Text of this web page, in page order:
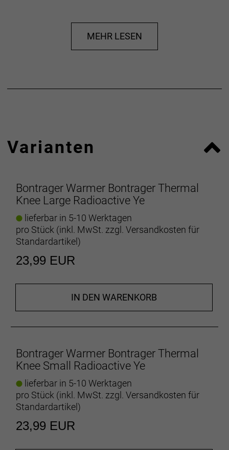
- Materialtyp: Strick
- Fasergehalt: 83% Polyester, 17% Elastan
06116 Halle (Saale)
MEHR LESEN
Varianten
Bontrager Warmer Bontrager Thermal
Knee Large Radioactive Ye
lieferbar in 5-10 Werktagen
pro Stück (inkl. MwSt. zzgl. Versandkosten für
Standardartikel)
23,99 EUR
IN DEN WARENKORB
Bontrager Warmer Bontrager Thermal
Knee Small Radioactive Ye
lieferbar in 5-10 Werktagen
pro Stück (inkl. MwSt. zzgl. Versandkosten für
Standardartikel)
23,99 EUR